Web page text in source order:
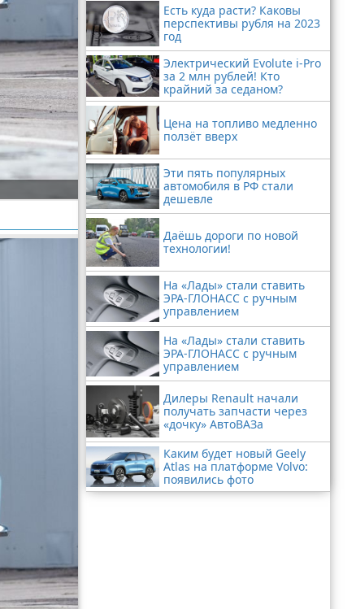
Есть куда расти? Каковы
перспективы рубля на 2023
год
Электрический Evolute i-Pro
за 2 млн рублей! Кто
крайний за седаном?
Цена на топливо медленно
ползёт вверх
Эти пять популярных
автомобиля в РФ стали
дешевле
Даёшь дороги по новой
технологии!
На «Лады» стали ставить
ЭРА-ГЛОНАСС с ручным
управлением
На «Лады» стали ставить
ЭРА-ГЛОНАСС с ручным
управлением
Дилеры Renault начали
получать запчасти через
«дочку» АвтоВАЗа
Каким будет новый Geely
Atlas на платформе Volvo:
появились фото